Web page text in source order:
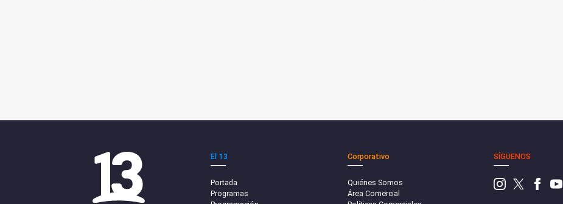
El 13
Portada
Programas
Corporativo
Quiénes Somos
Área Comercial
SÍGUENOS